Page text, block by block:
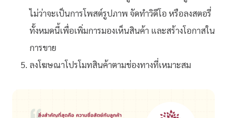
ไม่ว่าจะเป็นการโพสต์รูปภาพ จัดทำวิดีโอ หรือลงสตอรี่
ทั้งหมดนี้เพื่อเพิ่มการมองเห็นสินค้า และสร้างโอกาสใน
การขาย
ลงโฆษณาโปรโมทสินค้าตามช่องทางที่เหมาะสม